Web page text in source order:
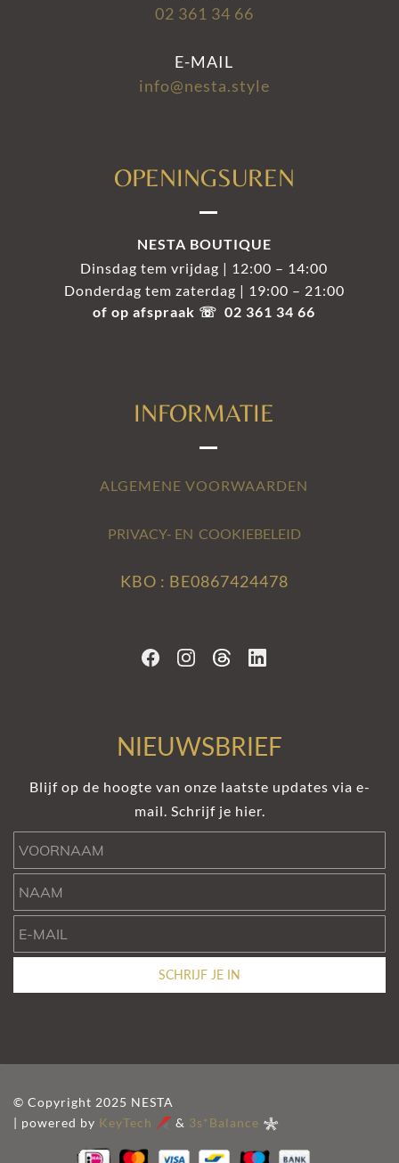
02 361 34 66
E-MAIL
info@nesta.style
OPENINGSUREN
NESTA BOUTIQUE
Dinsdag tem vrijdag | 12:00 – 14:00
Donderdag tem zaterdag | 19:00 – 21:00
of op afspraak ☏ 02 361 34 66
INFORMATIE
ALGEMENE VOORWAARDEN
PRIVACY- EN COOKIEBELEID
KBO : BE0867424478
NIEUWSBRIEF
Blijf op de hoogte van onze laatste updates via e-
mail. Schrijf je hier.
SCHRIJF JE IN
© Copyright 2025 NESTA
| powered by KeyTech & 3s*Balance